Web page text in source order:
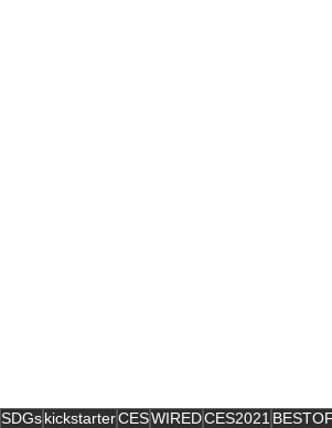
SDGskickstarterCESWIREDCES2021